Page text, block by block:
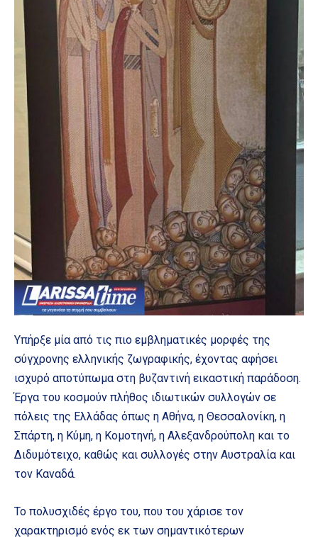
Υπήρξε μία από τις πιο εμβληματικές μορφές της
σύγχρονης ελληνικής ζωγραφικής, έχοντας αφήσει
ισχυρό αποτύπωμα στη βυζαντινή εικαστική παράδοση.
Έργα του κοσμούν πλήθος ιδιωτικών συλλογών σε
πόλεις της Ελλάδας όπως η Αθήνα, η Θεσσαλονίκη, η
Σπάρτη, η Κύμη, η Κομοτηνή, η Αλεξανδρούπολη και το
Διδυμότειχο, καθώς και συλλογές στην Αυστραλία και
τον Καναδά.
Το πολυσχιδές έργο του, που του χάρισε τον
χαρακτηρισμό ενός εκ των σημαντικότερων